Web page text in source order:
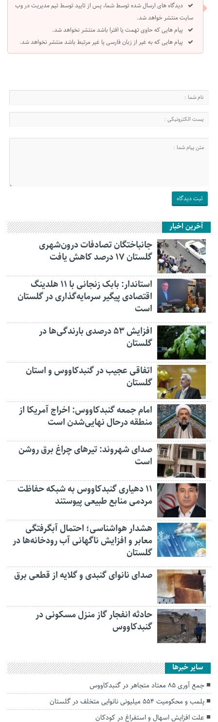
دیدگاه های ارسال شده توسط شما، پس از تایید توسط تیم مدیریت در وب
سایت منتشر خواهد شد.
پیام هایی که حاوی تهمت یا افترا باشد منتشر نخواهد شد.
پیام هایی که به غیر از زبان فارسی یا غیر مرتبط باشد منتشر نخواهد شد.
آخرین اخبار
جانباختگان تصادفات درون‌شهری
گلستان ۱۷ درصد کاهش یافت
استاندار: بابک زنجانی با ۱۱ هلدینگ
اقتصادی پیگیر سرمایه‌گذاری در گلستان
است
افزایش ۵۳ درصدی بارندگی‌ها در
گلستان
اتفاقی عجیب در‌ گنبدکاووس و استان
گلستان
امام جمعه گنبدکاووس: اخراج آمریکا از
منطقه درحال نهایی‌شدن است
صدای شهروند: تیرهای چراغ برق روشن
است
۱۱ دهیاری گنبدکاووس به شبکه حفاظت
مردمی منابع طبیعی پیوستند
هشدار هواشناسی؛ احتمال آبگرفتگی
معابر و افزایش ناگهانی آب رودخانه‌ها در
گلستان
صدای نانوای گنبدی و گلایه از قطعی برق
حادثه انفجار گاز منزل مسکونی در
گنبدکاووس
سایر خبرها
جمع آوری ۸۵ معتاد متجاهر در گنبدکاووس
پلمب و محکومیت ۵۵۴ میلیونی نانوایی متخلف در گلستان
علت افزایش اسهال و استفراغ در کودکان